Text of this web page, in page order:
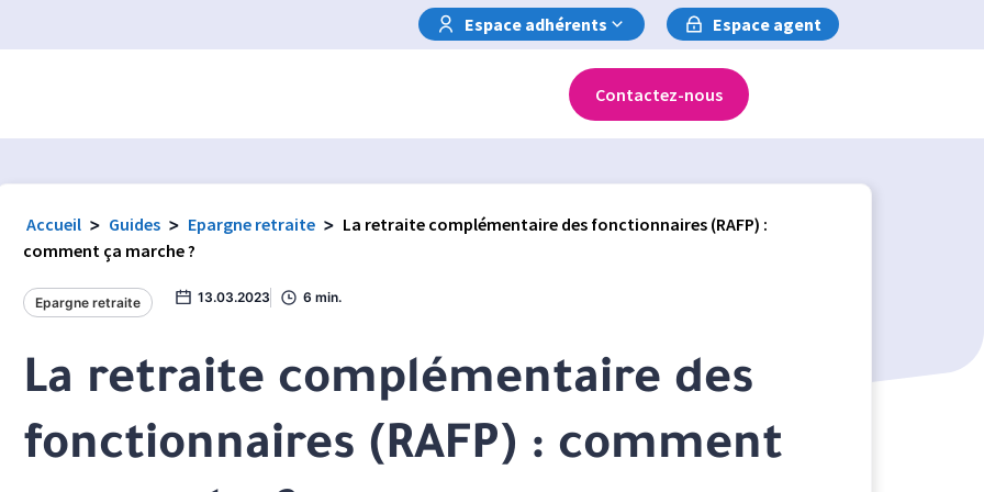
Espace adhérents
Espace agent
Contactez-nous
Accueil > Guides > Epargne retraite > La retraite complémentaire des fonctionnaires (RAFP) :
comment ça marche ?
Epargne retraite 13.03.2023 6 min.
La retraite complémentaire des
fonctionnaires (RAFP) : comment